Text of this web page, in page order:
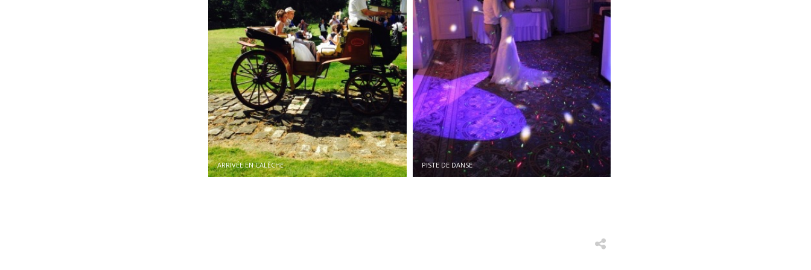
ARRIVÉE EN CALÈCHE PISTE DE DANSE